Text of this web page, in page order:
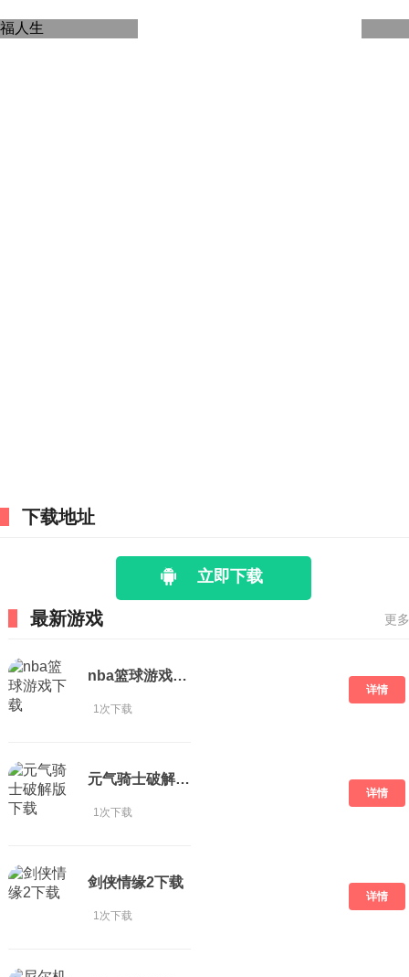
下载地址
立即下载
最新游戏 更
nba篮球游戏下载
1次下载
详情
元气骑士破解版 下载
1次下载
详情
剑侠情缘2下载
1次下载
详情